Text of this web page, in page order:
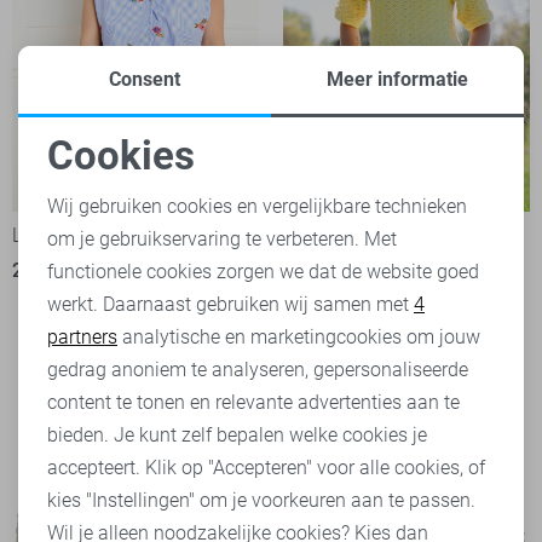
LolaLiza Blouse
25,00 49,99
LolaLiza T-shirt
28,00 55,99
Noodzakelijke cookies
Personalisatie cookies
Analytische cookies
Marketing cookies
Consent Meer informatie
Cookies
Wij gebruiken cookies en vergelijkbare technieken
om je gebruikservaring te verbeteren. Met
functionele cookies zorgen we dat de website goed
werkt. Daarnaast gebruiken wij samen met 4
partners analytische en marketingcookies om jouw
gedrag anoniem te analyseren, gepersonaliseerde
content te tonen en relevante advertenties aan te
bieden. Je kunt zelf bepalen welke cookies je
accepteert. Klik op "Accepteren" voor alle cookies, of
kies "Instellingen" om je voorkeuren aan te passen.
Wil je alleen noodzakelijke cookies? Kies dan